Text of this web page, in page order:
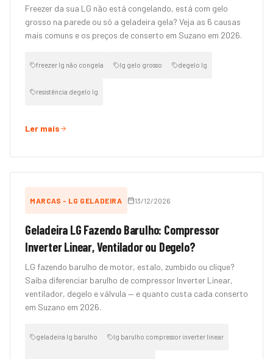
Freezer da sua LG não está congelando, está com gelo
grosso na parede ou só a geladeira gela? Veja as 6 causas
mais comuns e os preços de conserto em Suzano em 2026.
freezer lg não congela lg gelo grosso degelo lg
resistência degelo lg
Ler mais
MARCAS - LG GELADEIRA 13/12/2026
Geladeira LG Fazendo Barulho: Compressor
Inverter Linear, Ventilador ou Degelo?
LG fazendo barulho de motor, estalo, zumbido ou clique?
Saiba diferenciar barulho de compressor Inverter Linear,
ventilador, degelo e válvula — e quanto custa cada conserto
em Suzano em 2026.
geladeira lg barulho lg barulho compressor inverter linear